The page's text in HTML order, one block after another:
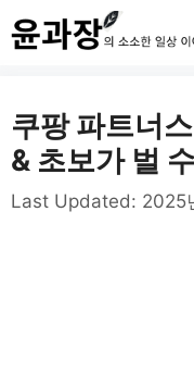
컨
텐
로
건
너
쿠팡 파트너
& 초보가 벌
Last Updated: 2025